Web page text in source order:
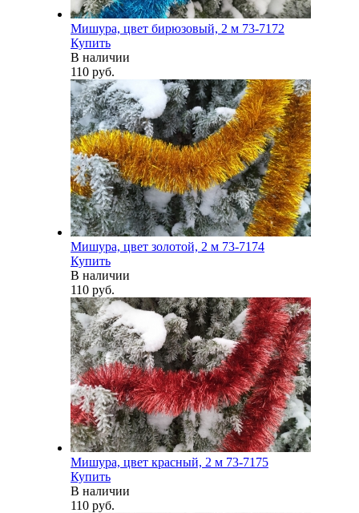
Мишура, цвет бирюзовый, 2 м 73-7172
Купить
В наличии
110 руб.
Мишура, цвет золотой, 2 м 73-7174
Купить
В наличии
110 руб.
Мишура, цвет красный, 2 м 73-7175
Купить
В наличии
110 руб.